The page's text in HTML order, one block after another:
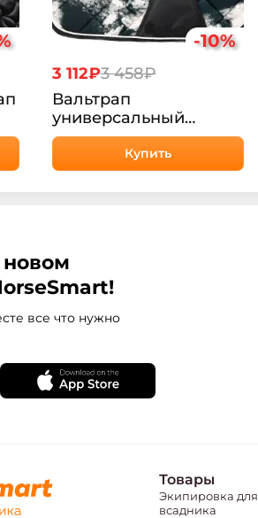
-10%
3 112₽3 458₽
Вальтрап
универсальный
Сальсбург HorsePlanet
Купить
новом
все что нужно
Товары
Экипировка для
всадника